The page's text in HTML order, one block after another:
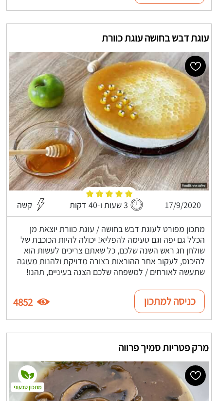
עוגת דבש בחושה עוגת כוורת
17/9/2020 3 שעות ו-40 דקות קשה
מתכון מפורט לעוגת דבש בחושה / עוגת כוורת יוצאת מן
הכלל גם יפה וגם טעימה להפליא! יכולה להיות הכוכבת של
שולחן חג ראש השנה שלכם, כל שאתם צריכים לעשות הוא
להיכנס, לעקוב אחר ההוראות בצורה מדויקת ולהנות מעוגה
שתעשה לאורחים / למשפחה שלכם הצגה בעיניים, תהנו!
כניסה למתכון 4852
מרק פטריות סמיך פרווה
מתכון טבעוני